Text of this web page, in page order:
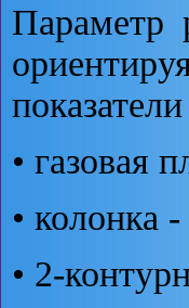
Параметр
• газовая
• колонка
• 2-